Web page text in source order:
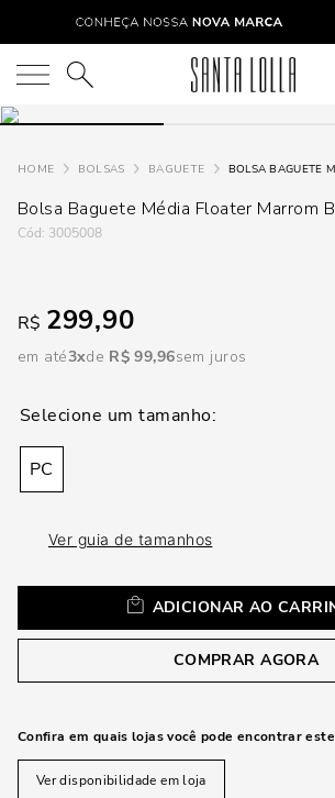
O que você está procurando?
BOLSAS BAGUETE
Bolsa Baguete Média Floater Marrom
: 3005008
R$ 299,90
em até3 R$ 99,96sem juros
PC
Ver guia de tamanhos
ADICIONAR AO
COMPRAR AGORA
Confira em quais lojas você pode encontrar
Ver disponibilidade em loja